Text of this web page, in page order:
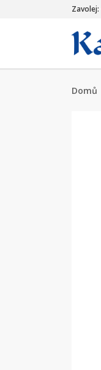
Zavolej:
Domů